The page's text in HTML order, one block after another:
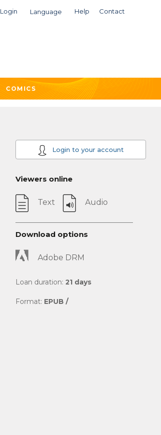
Login Language Help Contact
COMICS
Login to your account
Viewers online
Text Audio
Download options
Adobe DRM
Loan duration: 21 days
Format: EPUB /